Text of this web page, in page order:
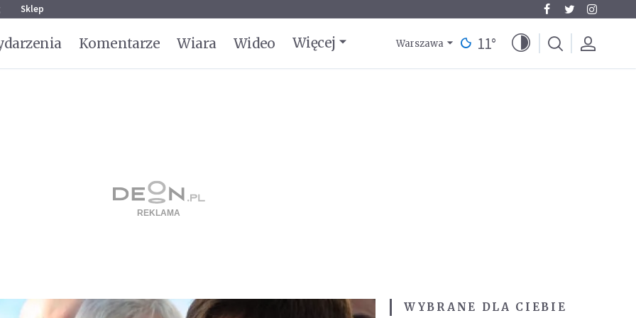
Sklep
Komentarze Wiara Wideo Więcej Warszawa 11°
WYBRANE DLA CIEBIE